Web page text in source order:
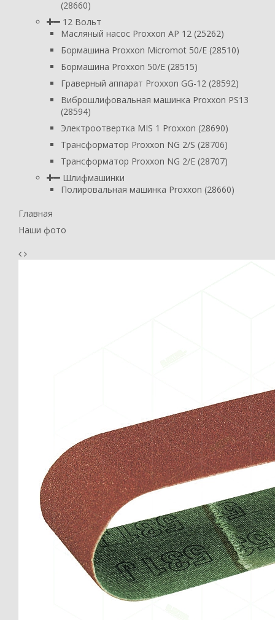
(28660)
12 Вольт
Масляный насос Proxxon AP 12 (25262)
Бормашина Proxxon Micromot 50/E (28510)
Бормашина Proxxon 50/E (28515)
Граверный аппарат Proxxon GG-12 (28592)
Виброшлифовальная машинка Proxxon PS13
(28594)
Электроотвертка MIS 1 Proxxon (28690)
Трансформатор Proxxon NG 2/S (28706)
Трансформатор Proxxon NG 2/E (28707)
Шлифмашинки
Полировальная машинка Proxxon (28660)
Главная
Наши фото